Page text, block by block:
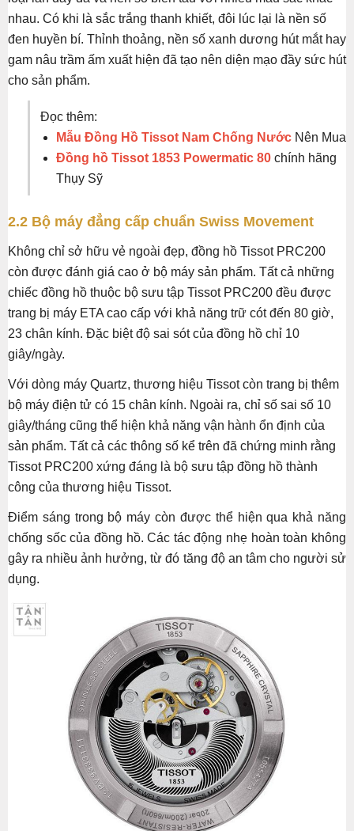
nhau. Có khi là sắc trắng thanh khiết, đôi lúc lại là nền số
đen huyền bí. Thỉnh thoảng, nền số xanh dương hút mắt hay
gam nâu trầm ấm xuất hiện đã tạo nên diện mạo đầy sức hút
cho sản phẩm.
Đọc thêm:
Mẫu Đồng Hồ Tissot Nam Chống Nước Nên Mua
Đồng hồ Tissot 1853 Powermatic 80 chính hãng
Thụy Sỹ
2.2 Bộ máy đẳng cấp chuẩn Swiss Movement
Không chỉ sở hữu vẻ ngoài đẹp, đồng hồ Tissot PRC200
còn được đánh giá cao ở bộ máy sản phẩm. Tất cả những
chiếc đồng hồ thuộc bộ sưu tập Tissot PRC200 đều được
trang bị máy ETA cao cấp với khả năng trữ cót đến 80 giờ,
23 chân kính. Đặc biệt độ sai sót của đồng hồ chỉ 10
giây/ngày.
Với dòng máy Quartz, thương hiệu Tissot còn trang bị thêm
bộ máy điện tử có 15 chân kính. Ngoài ra, chỉ số sai số 10
giây/tháng cũng thể hiện khả năng vận hành ổn định của
sản phẩm. Tất cả các thông số kể trên đã chứng minh rằng
Tissot PRC200 xứng đáng là bộ sưu tập đồng hồ thành
công của thương hiệu Tissot.
Điểm sáng trong bộ máy còn được thể hiện qua khả năng
chống sốc của đồng hồ. Các tác động nhẹ hoàn toàn không
gây ra nhiều ảnh hưởng, từ đó tăng độ an tâm cho người sử
dụng.